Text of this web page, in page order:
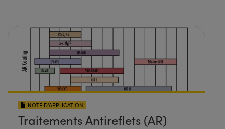
NOTE D’APPLICATION
Traitements Antireflets (AR)